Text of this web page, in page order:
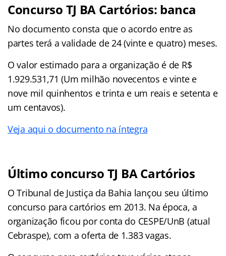
Concurso TJ BA Cartórios: banca
No documento consta que o acordo entre as
partes terá a validade de 24 (vinte e quatro) meses.
O valor estimado para a organização é de R$
1.929.531,71 (Um milhão novecentos e vinte e
nove mil quinhentos e trinta e um reais e setenta e
um centavos).
Veja aqui o documento na íntegra
Último concurso TJ BA Cartórios
O Tribunal de Justiça da Bahia lançou seu último
concurso para cartórios em 2013. Na época, a
organização ficou por conta do CESPE/UnB (atual
Cebraspe), com a oferta de 1.383 vagas.